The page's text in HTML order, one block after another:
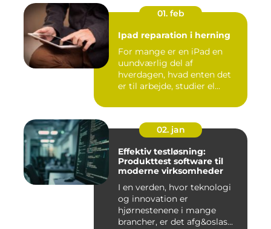
01. feb
Ipad reparation i herning
For mange er en iPad en
uundværlig del af
hverdagen, hvad enten det
er til arbejde, studier el...
02. jan
Effektiv testløsning:
Produkttest software til
moderne virksomheder
I en verden, hvor teknologi
og innovation er
hjørnestenene i mange
brancher, er det afg&oslas...